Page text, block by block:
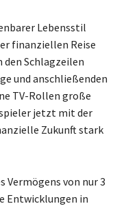
Lebensstil
finanziellen Reise
den Schlagzeilen
und anschließenden
TV-Rollen große
jetzt mit der
Zukunft stark
Vermögens von nur 3
Entwicklungen in